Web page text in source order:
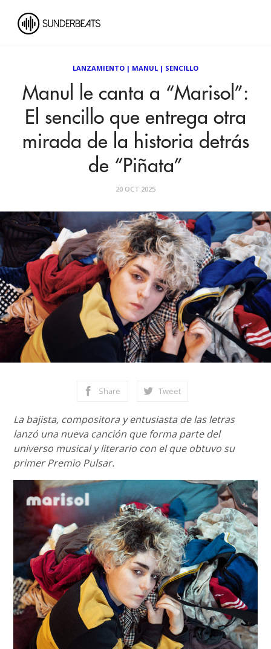
LANZAMIENTO | MANUL | SENCILLO
Manul le canta a “Marisol”:
El sencillo que entrega otra
mirada de la historia detrás
de “Piñata”
20 OCT 2025
Share Tweet
La bajista, compositora y entusiasta de las letras
lanzó una nueva canción que forma parte del
universo musical y literario con el que obtuvo su
primer Premio Pulsar.